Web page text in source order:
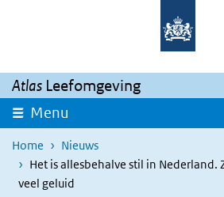
Overslaan en naar de inhoud gaan
Atlas Leefomgeving
Menu
Home
Nieuws
Het is allesbehalve stil in Nederland.
veel geluid